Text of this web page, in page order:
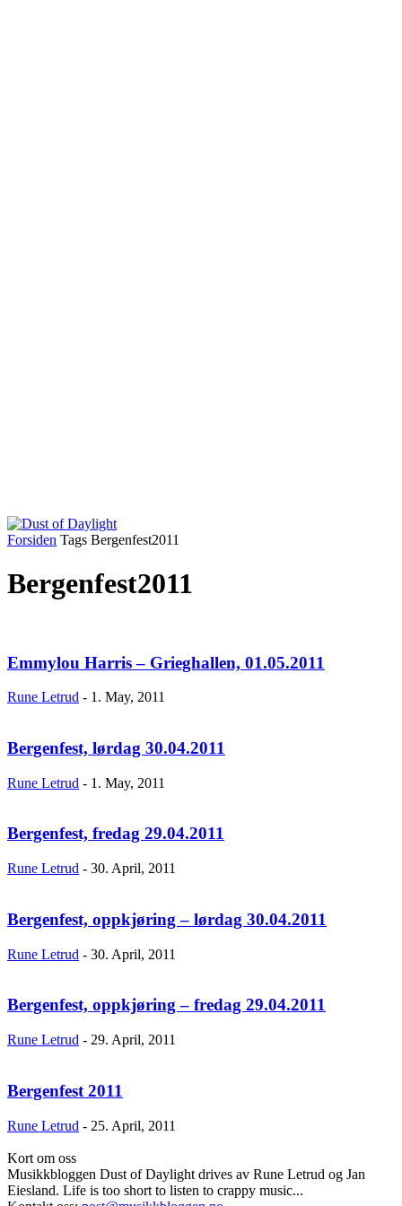
Forsiden Tags Bergenfest2011
Bergenfest2011
Emmylou Harris – Grieghallen, 01.05.2011
Rune Letrud - 1. May, 2011
Bergenfest, lørdag 30.04.2011
Rune Letrud - 1. May, 2011
Bergenfest, fredag 29.04.2011
Rune Letrud - 30. April, 2011
Bergenfest, oppkjøring – lørdag 30.04.2011
Rune Letrud - 30. April, 2011
Bergenfest, oppkjøring – fredag 29.04.2011
Rune Letrud - 29. April, 2011
Bergenfest 2011
Rune Letrud - 25. April, 2011
Kort om oss
Musikkbloggen Dust of Daylight drives av Rune Letrud og Jan
Eiesland. Life is too short to listen to crappy music...